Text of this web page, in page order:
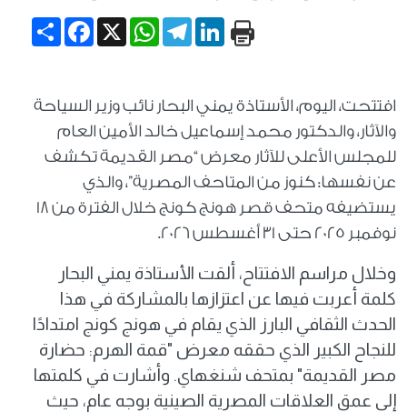
Share
Facebook X
WhatsApp
TelegramLinkedIn
افتتحت، اليوم، الأستاذة يمني البحار نائب وزير السياحة
والآثار، والدكتور محمد إسماعيل خالد الأمين العام
للمجلس الأعلى للآثار معرض “مصر القديمة تكشف
عن نفسها: كنوز من المتاحف المصرية”، والذي
يستضيفه متحف قصر هونج كونج خلال الفترة من 18
نوفمبر 2025 حتى 31 أغسطس 2026.
وخلال مراسم الافتتاح، ألقت الأستاذة يمني البحار
كلمة أعربت فيها عن اعتزازها بالمشاركة في هذا
الحدث الثقافي البارز الذي يقام في هونج كونج امتدادًا
للنجاح الكبير الذي حققه معرض "قمة الهرم: حضارة
مصر القديمة" بمتحف شنغهاي. وأشارت في كلمتها
إلى عمق العلاقات المصرية الصينية بوجه عام، حيث